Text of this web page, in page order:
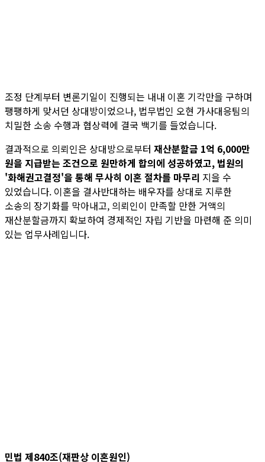
조정 단계부터 변론기일이 진행되는 내내 이혼 기각만을 구하며
팽팽하게 맞서던 상대방이었으나, 법무법인 오현 가사대응팀의
치밀한 소송 수행과 협상력에 결국 백기를 들었습니다.
결과적으로 의뢰인은 상대방으로부터 재산분할금 1억 6,000만
원을 지급받는 조건으로 원만하게 합의에 성공하였고, 법원의
'화해권고결정'을 통해 무사히 이혼 절차를 마무리 지을 수
있었습니다. 이혼을 결사반대하는 배우자를 상대로 지루한
소송의 장기화를 막아내고, 의뢰인이 만족할 만한 거액의
재산분할금까지 확보하여 경제적인 자립 기반을 마련해 준 의미
있는 업무사례입니다.
민법 제840조(재판상 이혼원인)